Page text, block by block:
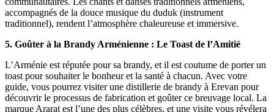
accompagnés de la douce musique du duduk (instrument
traditionnel), rendent l’atmosphère chaleureuse et immersive.
5. Goûter à la Brandy Arménienne : Le Toast de l’Amitié
L’Arménie est réputée pour sa brandy, et il est coutume de porter un
toast pour souhaiter le bonheur et la santé à chacun. Avec votre
guide, vous pourrez visiter une distillerie de brandy à Erevan pour
découvrir le processus de fabrication et goûter ce breuvage local. La
marque Ararat est l’une des plus célèbres, et une visite vous révélera